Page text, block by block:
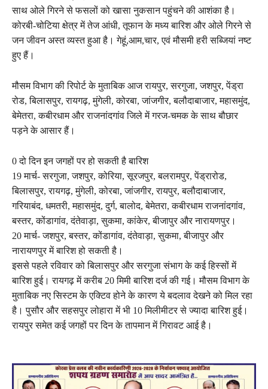
साथ ओले गिरने से फसलों को खासा नुकसान पहुंचने की आशंका है।
कोरबी-चोटिया क्षेत्र में तेज आंधी, तूफान के मध्य बारिश और ओले गिरने से
जन जीवन अस्त व्यस्त हुआ है। गेहूं,आम,चार, एवं मौसमी हरी सब्जियां नष्ट
हुए हैं।
मौसम विभाग की रिपोर्ट के मुताबिक आज रायपुर, सरगुजा, जशपुर, पेंड्रा
रोड, बिलासपुर, रायगढ़, मुंगेली, कोरबा, जांजगीर, बलौदाबाजार, महासमुंद,
बेमेतरा, कबीरधाम और राजनांदगांव जिले में गरज-चमक के साथ बौछार
पड़ने के आसार हैं।
0 दो दिन इन जगहों पर हो सकती है बारिश
19 मार्च- सरगुजा, जशपुर, कोरिया, सूरजपुर, बलरामपुर, पेंड्रारोड,
बिलासपुर, रायगढ़, मुंगेली, कोरबा, जांजगीर, रायपुर, बलौदाबाजार,
गरियाबंद, धमतरी, महासमुंद, दुर्ग, बालोद, बेमेतरा, कबीरधाम राजनांदगांव,
बस्तर, कोंडागांव, दंतेवाड़ा, सुकमा, कांकेर, बीजापुर और नारायणपुर।
20 मार्च- जशपुर, बस्तर, कोंडागांव, दंतेवाड़ा, सुकमा, बीजापुर और
नारायणपुर में बारिश हो सकती है।
इससे पहले रविवार को बिलासपुर और सरगुजा संभाग के कई हिस्सों में
बारिश हुई। रायगढ़ में करीब 20 मिमी बारिश दर्ज की गई। मौसम विभाग के
मुताबिक नए सिस्टम के एक्टिव होने के कारण ये बदलाव देखने को मिल रहा
है। पुसौर और सहसपुर लोहारा में भी 10 मिलीमीटर से ज्यादा बारिश हुई।
रायपुर समेत कई जगहों पर दिन के तापमान में गिरावट आई है।